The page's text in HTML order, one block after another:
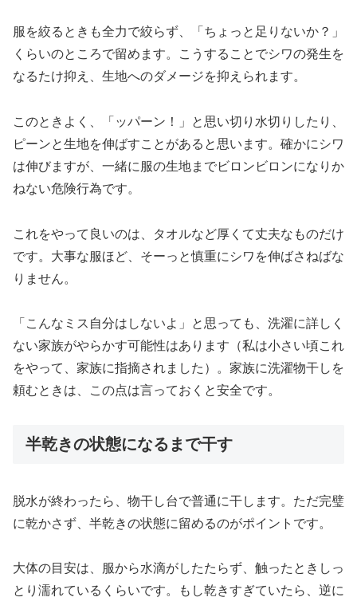
服を絞るときも全力で絞らず、「ちょっと足りないか？」
くらいのところで留めます。こうすることでシワの発生を
なるたけ抑え、生地へのダメージを抑えられます。
このときよく、「ッパーン！」と思い切り水切りしたり、
ピーンと生地を伸ばすことがあると思います。確かにシワ
は伸びますが、一緒に服の生地までビロンビロンになりか
ねない危険行為です。
これをやって良いのは、タオルなど厚くて丈夫なものだけ
です。大事な服ほど、そーっと慎重にシワを伸ばさねばな
りません。
「こんなミス自分はしないよ」と思っても、洗濯に詳しく
ない家族がやらかす可能性はあります（私は小さい頃これ
をやって、家族に指摘されました）。家族に洗濯物干しを
頼むときは、この点は言っておくと安全です。
半乾きの状態になるまで干す
脱水が終わったら、物干し台で普通に干します。ただ完璧
に乾かさず、半乾きの状態に留めるのがポイントです。
大体の目安は、服から水滴がしたたらず、触ったときしっ
とり濡れているくらいです。もし乾きすぎていたら、逆に